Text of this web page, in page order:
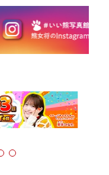
7